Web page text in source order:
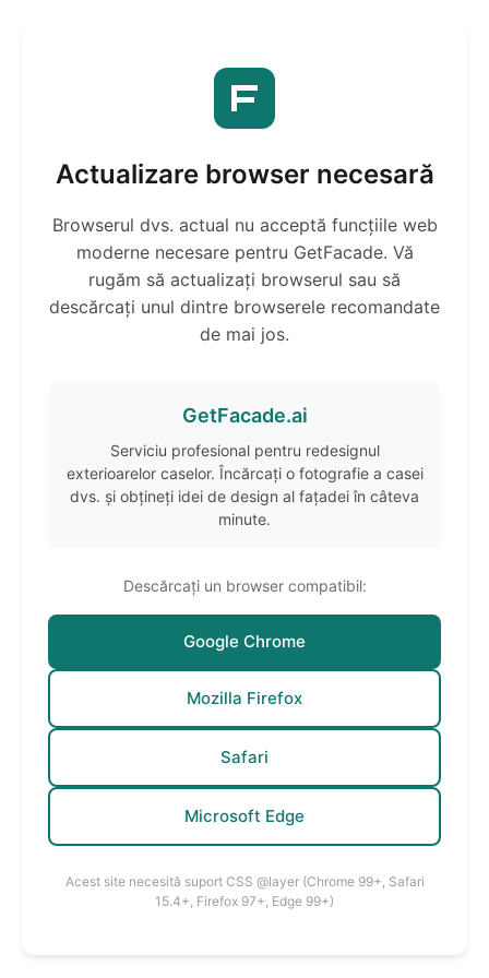
Actualizare browser necesară
Browserul dvs. actual nu acceptă funcțiile web
moderne necesare pentru GetFacade. Vă
rugăm să actualizați browserul sau să
descărcați unul dintre browserele recomandate
de mai jos.
GetFacade.ai
Serviciu profesional pentru redesignul
exterioarelor caselor. Încărcați o fotografie a casei
dvs. și obțineți idei de design al fațadei în câteva
minute.
Descărcați un browser compatibil:
Google Chrome
Mozilla Firefox
Safari
Microsoft Edge
Acest site necesită suport CSS @layer (Chrome 99+, Safari
15.4+, Firefox 97+, Edge 99+)